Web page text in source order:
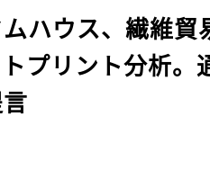
ムハウス、繊維貿
プリント分析。